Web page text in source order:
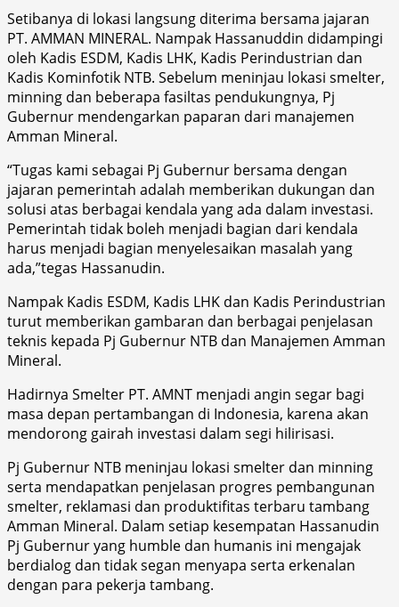
Setibanya di lokasi langsung diterima bersama jajaran
PT. AMMAN MINERAL. Nampak Hassanuddin didampingi
oleh Kadis ESDM, Kadis LHK, Kadis Perindustrian dan
Kadis Kominfotik NTB. Sebelum meninjau lokasi smelter,
minning dan beberapa fasiltas pendukungnya, Pj
Gubernur mendengarkan paparan dari manajemen
Amman Mineral.
“Tugas kami sebagai Pj Gubernur bersama dengan
jajaran pemerintah adalah memberikan dukungan dan
solusi atas berbagai kendala yang ada dalam investasi.
Pemerintah tidak boleh menjadi bagian dari kendala
harus menjadi bagian menyelesaikan masalah yang
ada,”tegas Hassanudin.
Nampak Kadis ESDM, Kadis LHK dan Kadis Perindustrian
turut memberikan gambaran dan berbagai penjelasan
teknis kepada Pj Gubernur NTB dan Manajemen Amman
Mineral.
Hadirnya Smelter PT. AMNT menjadi angin segar bagi
masa depan pertambangan di Indonesia, karena akan
mendorong gairah investasi dalam segi hilirisasi.
Pj Gubernur NTB meninjau lokasi smelter dan minning
serta mendapatkan penjelasan progres pembangunan
smelter, reklamasi dan produktifitas terbaru tambang
Amman Mineral. Dalam setiap kesempatan Hassanudin
Pj Gubernur yang humble dan humanis ini mengajak
berdialog dan tidak segan menyapa serta erkenalan
dengan para pekerja tambang.